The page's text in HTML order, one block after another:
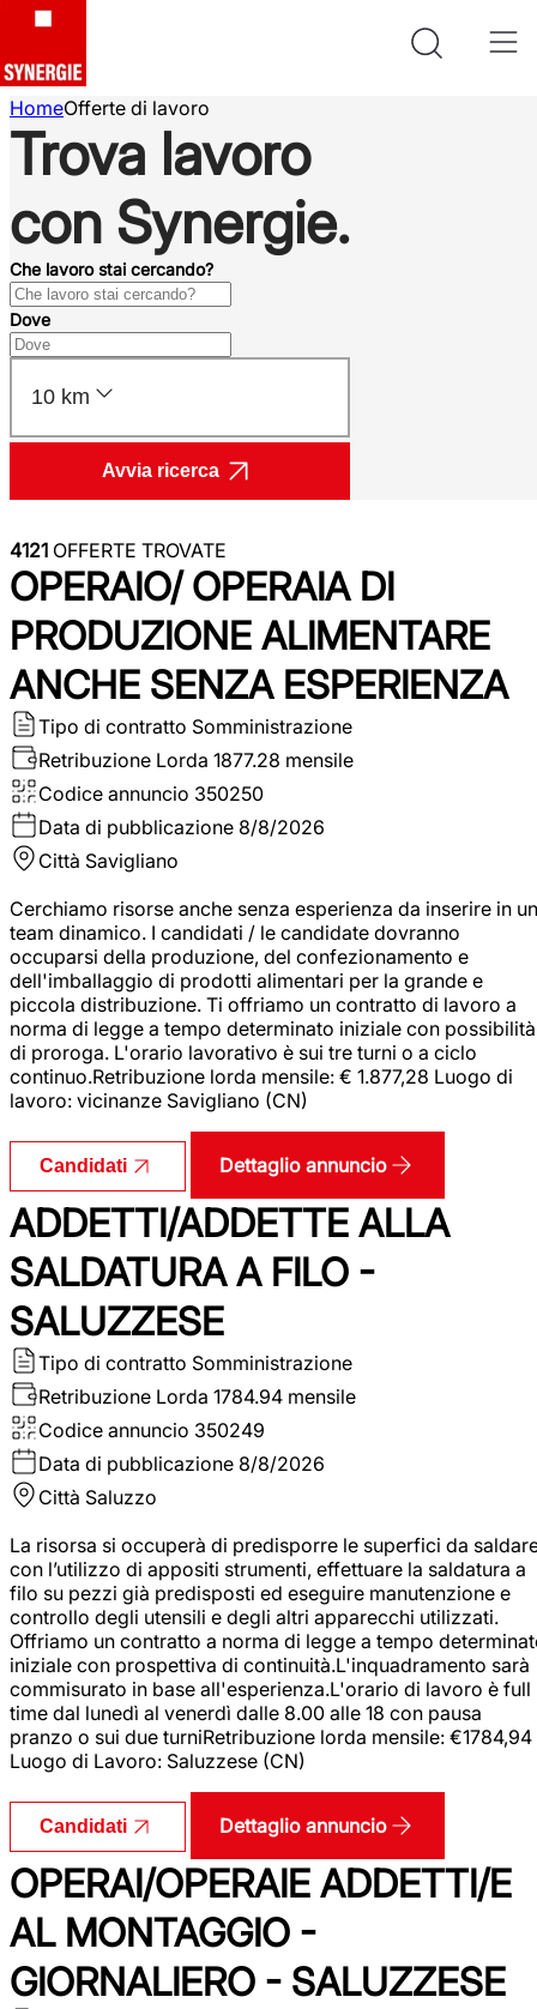
HomeOfferte di lavoro
Trova lavoro
con Synergie.
Che lavoro stai cercando?
Dove
10 km
Avvia ricerca
4121 OFFERTE TROVATE
OPERAIO/ OPERAIA DI
PRODUZIONE ALIMENTARE
ANCHE SENZA ESPERIENZA
Tipo di contratto Somministrazione
Retribuzione Lorda 1877.28 mensile
Codice annuncio 350250
Data di pubblicazione 8/8/2026
Città Savigliano
Cerchiamo risorse anche senza esperienza da inserire in un
team dinamico. I candidati / le candidate dovranno
occuparsi della produzione, del confezionamento e
dell'imballaggio di prodotti alimentari per la grande e
piccola distribuzione. Ti offriamo un contratto di lavoro a
norma di legge a tempo determinato iniziale con possibilità
di proroga. L'orario lavorativo è sui tre turni o a ciclo
continuo.Retribuzione lorda mensile: € 1.877,28 Luogo di
lavoro: vicinanze Savigliano (CN)
Candidati Dettaglio annuncio
ADDETTI/ADDETTE ALLA
SALDATURA A FILO -
SALUZZESE
Tipo di contratto Somministrazione
Retribuzione Lorda 1784.94 mensile
Codice annuncio 350249
Data di pubblicazione 8/8/2026
Città Saluzzo
La risorsa si occuperà di predisporre le superfici da
con l’utilizzo di appositi strumenti, effettuare la saldatura a
filo su pezzi già predisposti ed eseguire manutenzione e
controllo degli utensili e degli altri apparecchi utilizzati.
Offriamo un contratto a norma di legge a tempo
iniziale con prospettiva di continuità.L'inquadramento sarà
commisurato in base all'esperienza.L'orario di lavoro è full
time dal lunedì al venerdì dalle 8.00 alle 18 con pausa
pranzo o sui due turniRetribuzione lorda mensile: €1784,94
Luogo di Lavoro: Saluzzese (CN)
Candidati Dettaglio annuncio
OPERAI/OPERAIE ADDETTI/E
AL MONTAGGIO -
GIORNALIERO - SALUZZESE